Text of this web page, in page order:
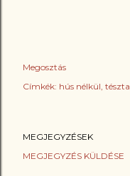
Megosztás
Címkék: hús nélkül tészta
MEGJEGYZÉSEK
MEGJEGYZÉS KÜLDÉSE